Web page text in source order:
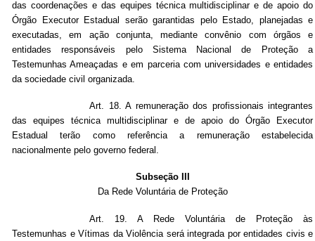
das coordenações e das equipes técnica multidisciplinar e de apoio do
Órgão Executor Estadual serão garantidas pelo Estado, planejadas e
executadas, em ação conjunta, mediante convênio com órgãos e
entidades responsáveis pelo Sistema Nacional de Proteção a
Testemunhas Ameaçadas e em parceria com universidades e entidades
da sociedade civil organizada.
Art. 18. A remuneração dos profissionais integrantes
das equipes técnica multidisciplinar e de apoio do Órgão Executor
Estadual terão como referência a remuneração estabelecida
nacionalmente pelo governo federal.
Subseção III
Da Rede Voluntária de Proteção
Art. 19. A Rede Voluntária de Proteção às
Testemunhas e Vítimas da Violência será integrada por entidades civis e